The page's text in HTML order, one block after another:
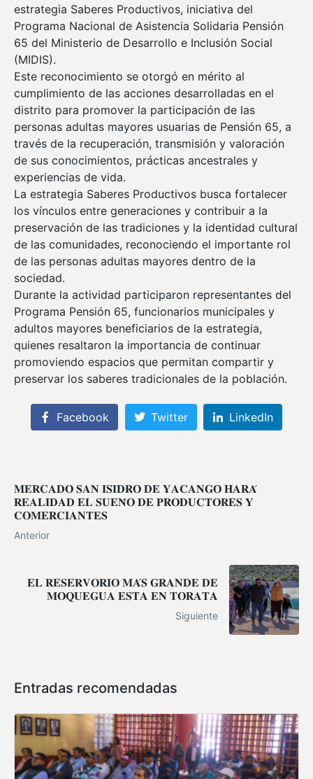
estrategia Saberes Productivos, iniciativa del
Programa Nacional de Asistencia Solidaria Pensión
65 del Ministerio de Desarrollo e Inclusión Social
(MIDIS).
Este reconocimiento se otorgó en mérito al
cumplimiento de las acciones desarrolladas en el
distrito para promover la participación de las
personas adultas mayores usuarias de Pensión 65, a
través de la recuperación, transmisión y valoración
de sus conocimientos, prácticas ancestrales y
experiencias de vida.
La estrategia Saberes Productivos busca fortalecer
los vínculos entre generaciones y contribuir a la
preservación de las tradiciones y la identidad cultural
de las comunidades, reconociendo el importante rol
de las personas adultas mayores dentro de la
sociedad.
Durante la actividad participaron representantes del
Programa Pensión 65, funcionarios municipales y
adultos mayores beneficiarios de la estrategia,
quienes resaltaron la importancia de continuar
promoviendo espacios que permitan compartir y
preservar los saberes tradicionales de la población.
Facebook Twitter LinkedIn
𝐌𝐄𝐑𝐂𝐀𝐃𝐎 𝐒𝐀𝐍 𝐈𝐒𝐈𝐃𝐑𝐎 𝐃𝐄 𝐘𝐀𝐂𝐀𝐍𝐆𝐎 𝐇𝐀𝐑𝐀́
𝐑𝐄𝐀𝐋𝐈𝐃𝐀𝐃 𝐄𝐋 𝐒𝐔𝐄𝐍̃𝐎 𝐃𝐄 𝐏𝐑𝐎𝐃𝐔𝐂𝐓𝐎𝐑𝐄𝐒 𝐘
𝐂𝐎𝐌𝐄𝐑𝐂𝐈𝐀𝐍𝐓𝐄𝐒
Anterior
𝐄𝐋 𝐑𝐄𝐒𝐄𝐑𝐕𝐎𝐑𝐈𝐎 𝐌𝐀́𝐒 𝐆𝐑𝐀𝐍𝐃𝐄 𝐃𝐄
𝐌𝐎𝐐𝐔𝐄𝐆𝐔𝐀 𝐄𝐒𝐓𝐀 𝐄𝐍 𝐓𝐎𝐑𝐀𝐓𝐀
Siguiente
Entradas recomendadas